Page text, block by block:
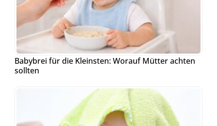
Babybrei für die Kleinsten: Worauf Mütter achten
sollten